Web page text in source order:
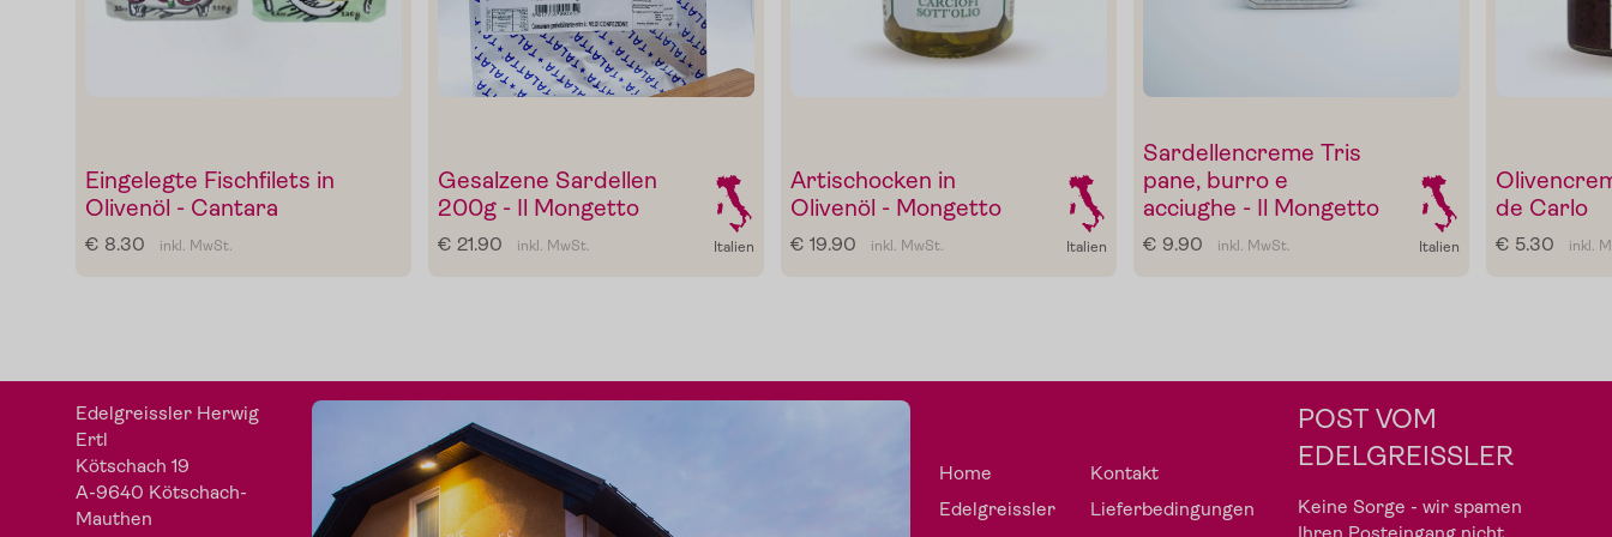
Gewürze
Eingelegte Fischfilets in
Olivenöl - Cantara
€ 8.30 inkl. MwSt.
Gesalzene Sardellen
200g - Il Mongetto
€ 21.90 inkl. MwSt. Italien
Artischocken in
Olivenöl - Mongetto
€ 19.90 inkl. MwSt. Italien
Sardellencreme Tris
pane, burro e
acciughe - Il Mongetto
€ 9.90 inkl. MwSt. Italien
de Carlo
€ 5.30 inkl.
Edelgreissler Herwig
Ertl
Kötschach 19
A-9640 Kötschach-
Mauthen
Home
Edelgreissler
Kontakt
Lieferbedingungen
POST VOM
EDELGREISSLER
Keine Sorge - wir spamen